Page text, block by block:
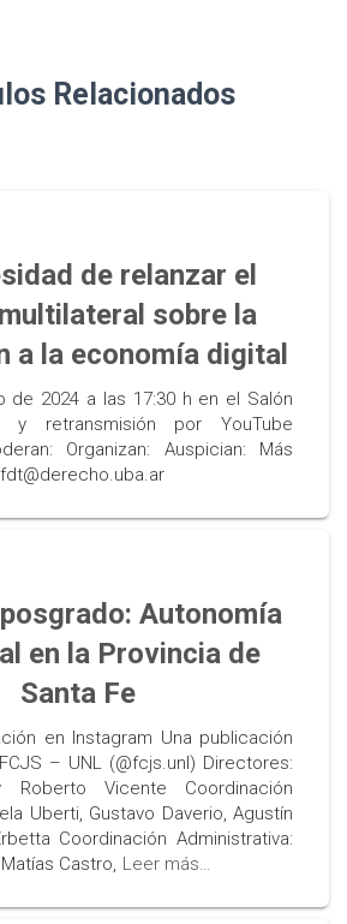
Relacionados
de relanzar el
sobre la
a la economía digital
de 2024 a las 17:30 h en el Salón
y retransmisión por YouTube
Organizan: Auspician: Más
Autonomía
en la Provincia de
Santa Fe
en Instagram Una publicación
– UNL (@fcjs.unl) Directores:
Vicente Coordinación
Uberti, Gustavo Daverio, Agustín
Coordinación Administrativa:
Castro, Leer más…